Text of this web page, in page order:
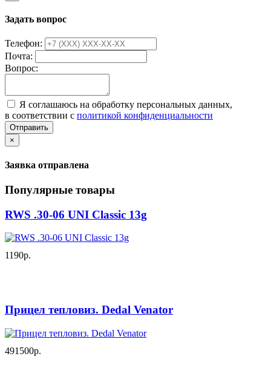
Задать вопрос
Телефон:
Почта:
Вопрос:
Я соглашаюсь на обработку персональных данных,
в соответствии с политикой конфиденциальности
Отправить
×
Заявка отправлена
Популярные товары
RWS .30-06 UNI Classic 13g
1190р.
Прицел тепловиз. Dedal Venator
491500р.